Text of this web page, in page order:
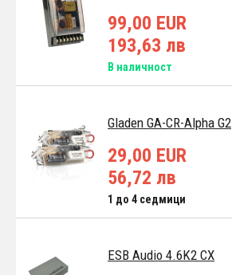
99,00 EUR
193,63 лв
В наличност
Gladen GA-CR-Alpha G2
29,00 EUR
56,72 лв
1 до 4 седмици
ESB Audio 4.6K2 CX